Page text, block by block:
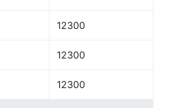
12300
12300
12300